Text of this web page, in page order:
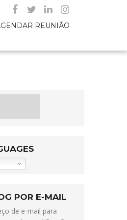
REUNIÃO
POR E-MAIL
de e-mail para